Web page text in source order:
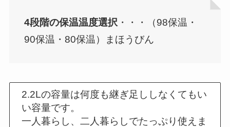
4段階の保温温度選択・・・（98保温・
90保温・80保温）まほうびん
2.2Lの容量は何度も継ぎ足ししなくてもい
い容量です。
一人暮らし、二人暮らしでたっぷり使えま